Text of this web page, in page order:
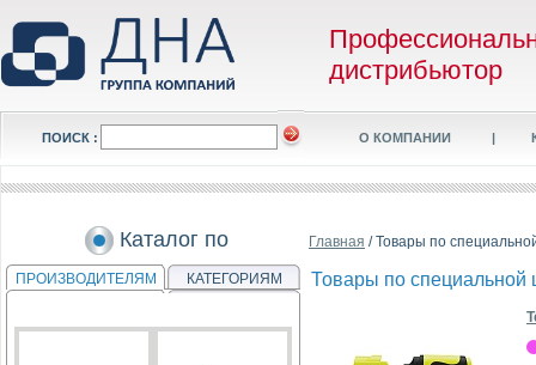
дистрибьютор
ПОИСК : О КОМПАНИИ |
Каталог по
ПРОИЗВОДИТЕЛЯМ КАТЕГОРИЯМ
Главная / Товары по
Товары по специальной